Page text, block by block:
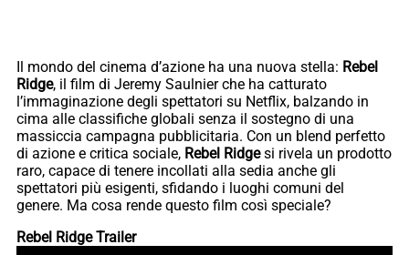
Il mondo del cinema d’azione ha una nuova stella: Rebel
Ridge, il film di Jeremy Saulnier che ha catturato
l’immaginazione degli spettatori su Netflix, balzando in
cima alle classifiche globali senza il sostegno di una
massiccia campagna pubblicitaria. Con un blend perfetto
di azione e critica sociale, Rebel Ridgesi rivela un prodotto
raro, capace di tenere incollati alla sedia anche gli
spettatori più esigenti, sfidando i luoghi comuni del
genere. Ma cosa rende questo film così speciale?
Rebel Ridge Trailer